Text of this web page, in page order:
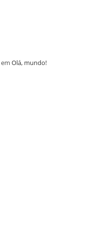
em Olá, mundo!